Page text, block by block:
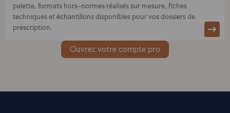
palette, formats hors-normes réalisés sur mesure, fiches
techniques et échantillons disponibles pour vos dossiers de
prescription.
Ouvrez votre compte pro